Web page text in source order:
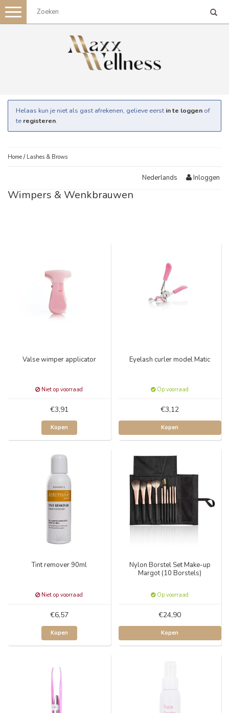
Toggle
navigation
Helaas kun je niet als gast afrekenen, gelieve eerst in te loggen of
te registeren.
Home / Lashes & Brows
Nederlands Inloggen
Wimpers & Wenkbrauwen
Valse wimper applicator
Niet op voorraad
€3,91
Kopen
Eyelash curler model Matic
Op voorraad
€3,12
Kopen
Tint remover 90ml
Niet op voorraad
€6,57
Kopen
Nylon Borstel Set Make-up
Margot (10 Borstels)
Op voorraad
€24,90
Kopen